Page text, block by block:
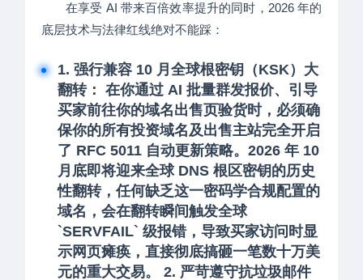
在享受 AI 带来百倍效率提升的同时，2026 年的
底层技术与法律红线绝对不能踩：
1. 强行兼容 10 月全球根密钥（KSK）大
翻转： 在你通过 AI 批量群发报价、引导
买家前往你的域名出售页验货时，必须确
保你的所有投资域名及出售主站完全开启
了 RFC 5011 自动更新策略。2026 年 10
月底即将迎来全球 DNS 根区密钥的历史
性翻转，任何缺乏这一密码学合规配置的
域名，会在翻转瞬间触发全球
`SERVFAIL` 级报错，导致买家访问时显
示网页瘫痪，直接彻底搞砸一笔数十万美
元的重大交易。 2. 严苛遵守抗垃圾邮件